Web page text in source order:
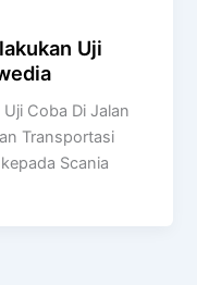
Uji
Coba Di Jalan
Transportasi
Scania